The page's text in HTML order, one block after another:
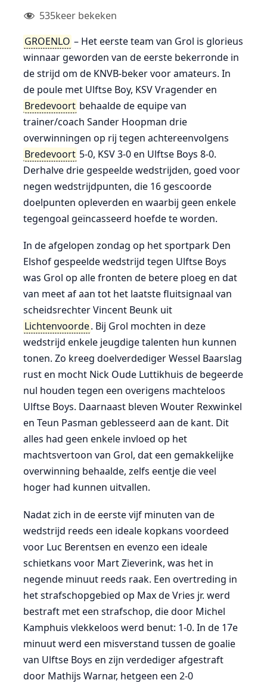
535keer bekeken
GROENLO – Het eerste team van Grol is glorieus
winnaar geworden van de eerste bekerronde in
de strijd om de KNVB-beker voor amateurs. In
de poule met Ulftse Boy, KSV Vragender en
Bredevoort behaalde de equipe van
trainer/coach Sander Hoopman drie
overwinningen op rij tegen achtereenvolgens
Bredevoort 5-0, KSV 3-0 en Ulftse Boys 8-0.
Derhalve drie gespeelde wedstrijden, goed voor
negen wedstrijdpunten, die 16 gescoorde
doelpunten opleverden en waarbij geen enkele
tegengoal geïncasseerd hoefde te worden.
In de afgelopen zondag op het sportpark Den
Elshof gespeelde wedstrijd tegen Ulftse Boys
was Grol op alle fronten de betere ploeg en dat
van meet af aan tot het laatste fluitsignaal van
scheidsrechter Vincent Beunk uit
Lichtenvoorde. Bij Grol mochten in deze
wedstrijd enkele jeugdige talenten hun kunnen
tonen. Zo kreeg doelverdediger Wessel Baarslag
rust en mocht Nick Oude Luttikhuis de begeerde
nul houden tegen een overigens machteloos
Ulftse Boys. Daarnaast bleven Wouter Rexwinkel
en Teun Pasman geblesseerd aan de kant. Dit
alles had geen enkele invloed op het
machtsvertoon van Grol, dat een gemakkelijke
overwinning behaalde, zelfs eentje die veel
hoger had kunnen uitvallen.
Nadat zich in de eerste vijf minuten van de
wedstrijd reeds een ideale kopkans voordeed
voor Luc Berentsen en evenzo een ideale
schietkans voor Mart Zieverink, was het in
negende minuut reeds raak. Een overtreding in
het strafschopgebied op Max de Vries jr. werd
bestraft met een strafschop, die door Michel
Kamphuis vlekkeloos werd benut: 1-0. In de 17e
minuut werd een misverstand tussen de goalie
van Ulftse Boys en zijn verdediger afgestraft
door Mathijs Warnar, hetgeen een 2-0